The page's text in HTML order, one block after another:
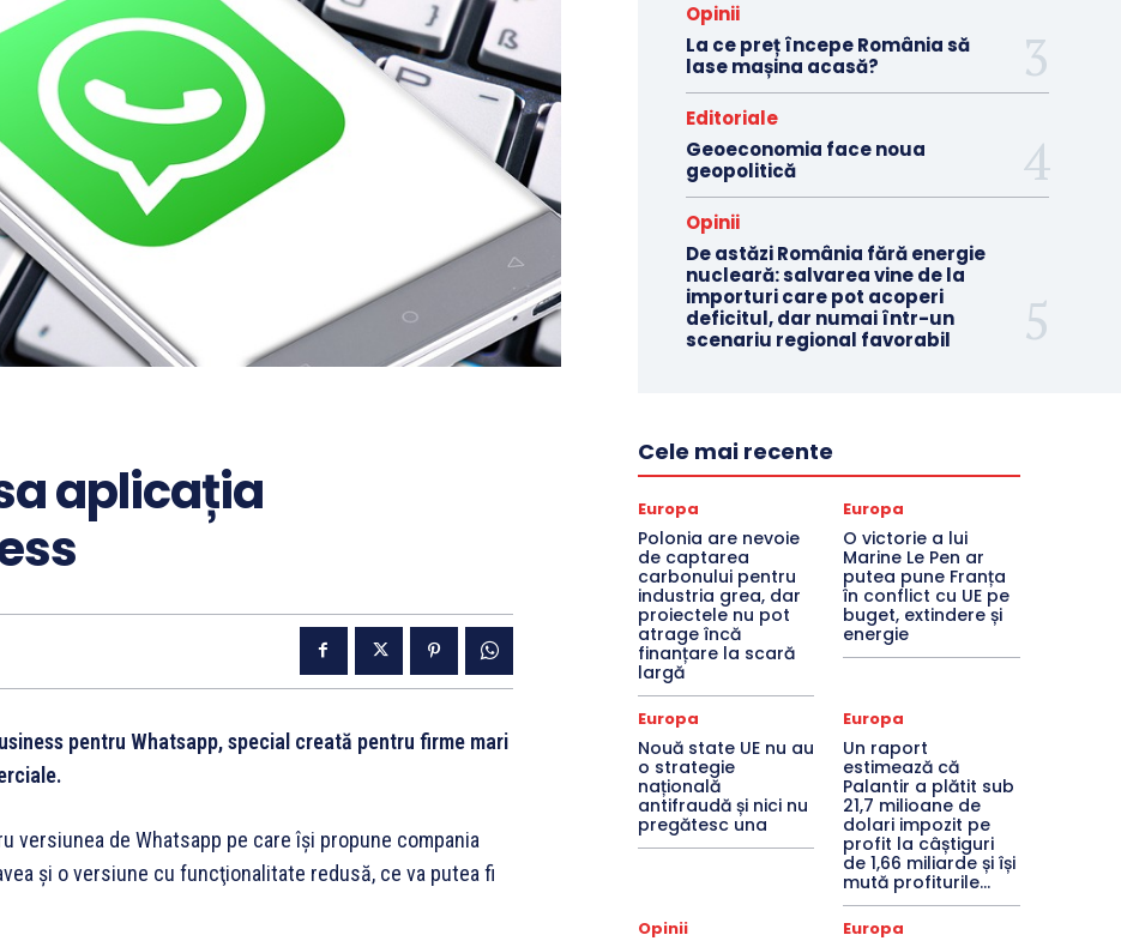
aplicația
pentru Whatsapp, special creată pentru firme mari
versiunea de Whatsapp pe care își propune compania
şi o versiune cu funcţionalitate redusă, ce va putea fi
Opinii
La ce preț începe România să
lase mașina acasă?
Editoriale
Geoeconomia face noua
geopolitică
Opinii
De astăzi România fără energie
nucleară: salvarea vine de la
importuri care pot acoperi
deficitul, dar numai într-un
scenariu regional favorabil
Cele mai recente
Europa
Polonia are nevoie
de captarea
carbonului pentru
industria grea, dar
proiectele nu pot
atrage încă
finanțare la scară
largă
Europa
O victorie a lui
Marine Le Pen ar
putea pune Franța
în conflict cu UE pe
buget, extindere și
energie
Europa
Nouă state UE nu au
o strategie
națională
antifraudă și nici nu
pregătesc una
Europa
Un raport
estimează că
Palantir a plătit sub
21,7 milioane de
dolari impozit pe
profit la câștiguri
de 1,66 miliarde și își
mută profiturile...
Opinii Europa